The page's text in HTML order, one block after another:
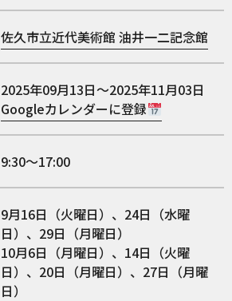
佐久市立近代美術館 油井一二記念館
2025年09月13日～2025年11月03日
Googleカレンダーに登録
9:30～17:00
9月16日（火曜日）、24日（水曜
日）、29日（月曜日）
10月6日（月曜日）、14日（火曜
日）、20日（月曜日）、27日（月曜
日）